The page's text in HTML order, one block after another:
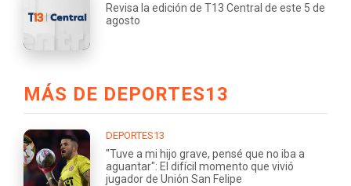
Revisa la edición de T13 Central de este 5 de
agosto
MÁS DE DEPORTES13
DEPORTES13
"Tuve a mi hijo grave, pensé que no iba a
aguantar": El difícil momento que vivió
jugador de Unión San Felipe